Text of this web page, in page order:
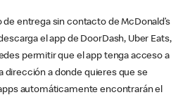
entrega sin contacto de McDonald’s
el app de DoorDash, Uber Eats,
permitir que el app tenga acceso a
dirección a donde quieres que se
automáticamente encontrarán el